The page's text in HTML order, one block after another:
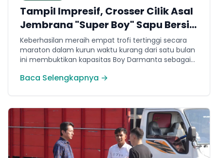
Tampil Impresif, Crosser Cilik Asal
Jembrana "Super Boy" Sapu Bersih
4 Gelar Juara Motocross 50cc di
Jawa
Keberhasilan meraih empat trofi tertinggi secara
maraton dalam kurun waktu kurang dari satu bulan
ini membuktikan kapasitas Boy Darmanta sebagai
dimiliki Jembrana di kancah motocross nasional
Baca Selengkapnya →